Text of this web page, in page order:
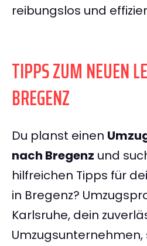
reibungslos und
TIPPS ZUM NEUEN
BREGENZ
Du planst einen
nach Bregenz und
hilfreichen Tipps für
in Bregenz?
Karlsruhe, dein